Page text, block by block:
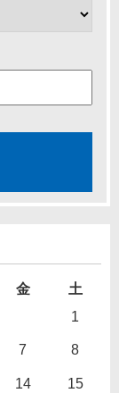
金
土
1
7 8
14 15